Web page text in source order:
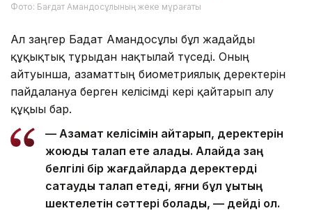
Фото: Бағдат Амандосұлының жеке мұрағаты
Ал заңгер Бағдат Амандосұлы бұл жағдайды
құқықтық тұрғыдан нақтылай түседі. Оның
айтуынша, азаматтың биометриялық деректерін
пайдалануға берген келісімді кері қайтарып алу
құқығы бар.
— Азамат келісімін қайтарып, деректерін
жоюды талап ете алады. Алайда заң
белгілі бір жағдайларда деректерді
сақтауды талап етеді, яғни бұл құқықтың
шектелетін сәттері болады, — дейді ол.